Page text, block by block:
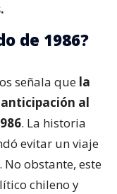
de 1986?
señala que la
al
. La historia
evitar un viaje
obstante, este
chileno y